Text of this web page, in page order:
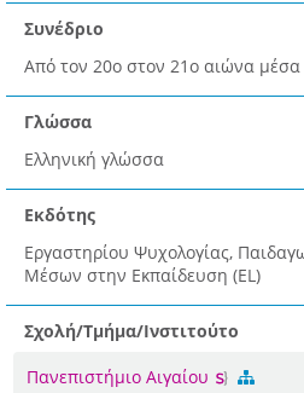
Συνέδριο
Από τον 20ο στον 21ο αιώνα μέσα
Γλώσσα
Ελληνική γλώσσα
Εκδότης
Εργαστηρίου Ψυχολογίας,
Μέσων στην Εκπαίδευση (EL)
Σχολή/Τμήμα/Ινστιτούτο
Πανεπιστήμιο Αιγαίου